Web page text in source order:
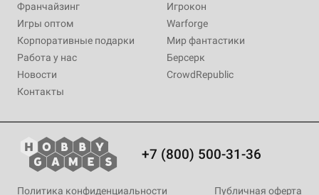
Франчайзинг
Игры оптом
Корпоративные подарки
Работа у нас
Новости
Контакты
Игрокон
Warforge
Мир фантастики
Берсерк
CrowdRepublic
+7 (800) 500-31-36
Политика конфиденциальности Публичная оферта